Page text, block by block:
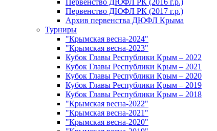
Первенство ДЮФЛ РК (2016 г.р.)
Первенство ДЮФЛ РК (2017 г.р.)
Архив первенства ДЮФЛ Крыма
Турниры
"Крымская весна-2024"
"Крымская весна-2023"
Кубок Главы Республики Крым – 2022
Кубок Главы Республики Крым – 2021
Кубок Главы Республики Крым – 2020
Кубок Главы Республики Крым – 2019
Кубок Главы Республики Крым – 2018
"Крымская весна-2022"
"Крымская весна-2021"
"Крымская весна-2020"